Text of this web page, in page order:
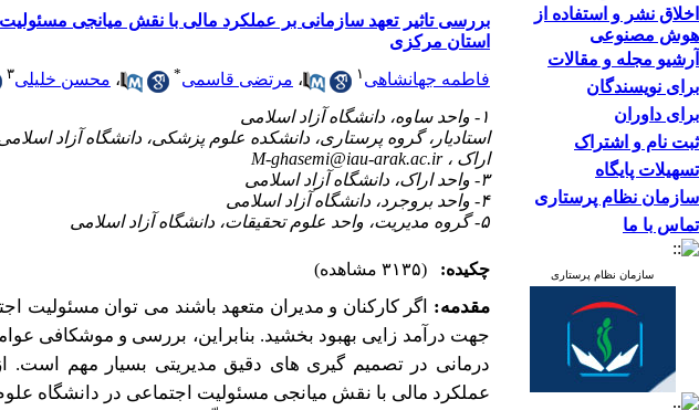
اخلاق نشر و استفاده از
هوش مصنوعی
آرشیو مجله و مقالات
برای نویسندگان
برای داوران
ثبت نام و اشتراک
تسهیلات پایگاه
سازمان نظام پرستاری
تماس با ما
سازمان نظام پرستاری
بررسی تاثیر تعهد سازمانی بر عملکرد مالی با نقش میانجی
استان مرکزی
فاطمه جهانشاهی ۱ ، مرتضی قاسمی* ، محسن خلیلی۳
۱- واحد ساوه، دانشگاه آزاد اسلامی
استادیار، گروه پرستاری، دانشکده علوم پزشکی، دانشگاه آزاد
اراک ،M-ghasemi@iau-arak.ac.ir
۳- واحد اراک، دانشگاه آزاد اسلامی
۴- واحد بروجرد، دانشگاه آزاد اسلامی
۵- گروه مدیریت، واحد علوم تحقیقات، دانشگاه آزاد اسلامی
چکیده: (۳۱۳۵ مشاهده)
مقدمه: اگر کارکنان و مدیران متعهد باشند می توان مسئولیت
جهت درآمد زایی بهبود بخشید. بنابراین، بررسی و موشکافی
درمانی در تصمیم گیری های دقیق مدیریتی بسیار مهم است.
عملکرد مالی با نقش میانجی مسئولیت اجتماعی در دانشگاه